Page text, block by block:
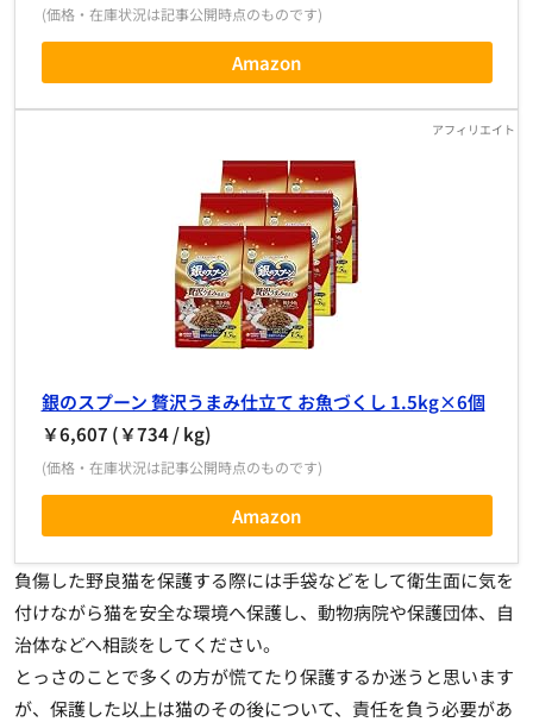
(価格・在庫状況は記事公開時点のものです)
Amazon
銀のスプーン 贅沢うまみ仕立て お魚づくし 1.5kg×6個
￥6,607 (￥734 / kg)
(価格・在庫状況は記事公開時点のものです)
Amazon
負傷した野良猫を保護する際には手袋などをして衛生面に気を
付けながら猫を安全な環境へ保護し、動物病院や保護団体、自
治体などへ相談をしてください。
とっさのことで多くの方が慌てたり保護するか迷うと思います
が、保護した以上は猫のその後について、責任を負う必要があ